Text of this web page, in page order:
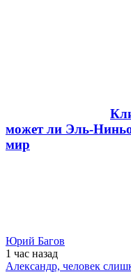
может ли Эль-
мир
Юрий Багов
1 час назад
Александр, человек